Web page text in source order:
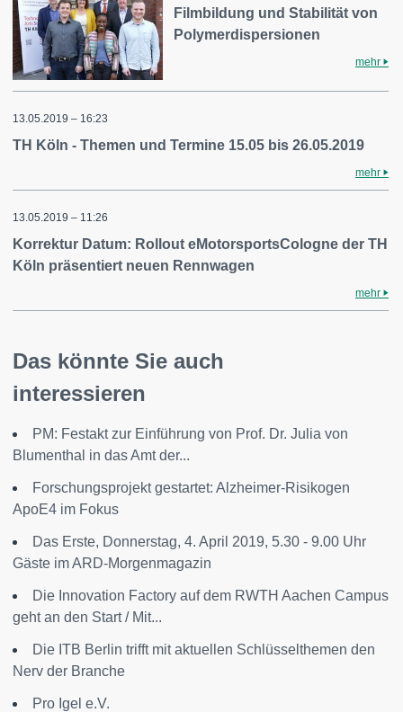
Filmbildung und Stabilität von
Polymerdispersionen
mehr
13.05.2019 – 16:23
TH Köln - Themen und Termine 15.05 bis 26.05.2019
mehr
13.05.2019 – 11:26
Korrektur Datum: Rollout eMotorsportsCologne der TH
Köln präsentiert neuen Rennwagen
mehr
Das könnte Sie auch
interessieren
PM: Festakt zur Einführung von Prof. Dr. Julia von
Blumenthal in das Amt der...
Forschungsprojekt gestartet: Alzheimer-Risikogen
ApoE4 im Fokus
Das Erste, Donnerstag, 4. April 2019, 5.30 - 9.00 Uhr
Gäste im ARD-Morgenmagazin
Die Innovation Factory auf dem RWTH Aachen Campus
geht an den Start / Mit...
Die ITB Berlin trifft mit aktuellen Schlüsselthemen den
Nerv der Branche
Pro Igel e.V.